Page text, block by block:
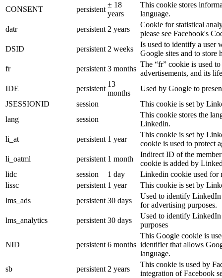
CONSENT
persistent
± 18
years
This cookie stores
language.
datr
persistent 2 years
Cookie for statistical
please see Facebook's
DSID
persistent 2 weeks
Is used to identify a user
Google sites and to store
fr
persistent 3 months
The “fr” cookie is used
advertisements, and its
IDE
persistent
13
months
Used by Google to
JSESSIONID
session
This cookie is set by
lang
session
This cookie stores the
Linkedin.
li_at
persistent 1 year
This cookie is set by
cookie is used to protect
li_oatml
persistent 1 month
Indirect ID of the
cookie is added by
lidc
session 1 day
Linkedin cookie used for
lissc
persistent 1 year
This cookie is set by
lms_ads
persistent 30 days
Used to identify LinkedIn
for advertising purposes.
lms_analytics
persistent 30 days
Used to identify LinkedIn
purposes
NID persistent 6 months
This Google cookie is
identifier that allows
language.
sb
persistent 2 years
This cookie is used by
integration of Facebook